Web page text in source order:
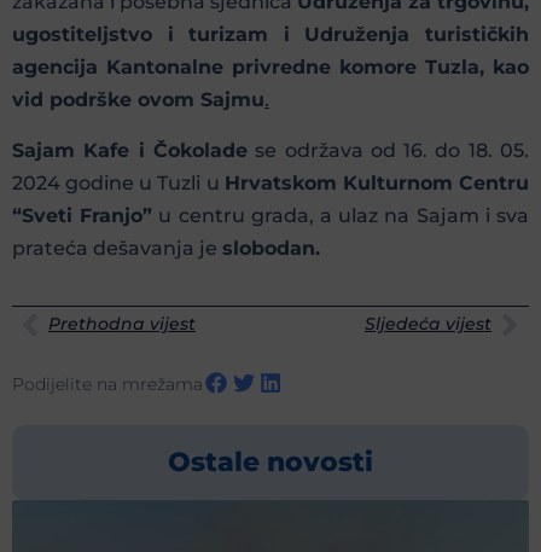
ugostiteljstvo i turizam i Udruženja turističkih
agencija Kantonalne privredne komore Tuzla, kao
vid podrške ovom Sajmu.
Sajam Kafe i Čokoladese održava od 16. do 18. 05.
2024 godine u Tuzli u Hrvatskom Kulturnom Centru
“Sveti Franjo” u centru grada, a ulaz na Sajam i sva
prateća dešavanja je slobodan.
Prethodna vijest Sljedeća vijest
Podijelite na mrežama
Ostale novosti